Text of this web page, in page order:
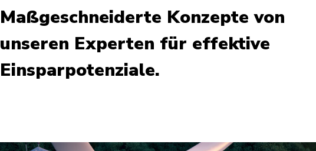
Maßgeschneiderte Konzepte von
unseren Experten für effektive
Einsparpotenziale.